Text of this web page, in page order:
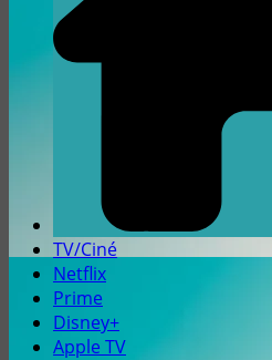
TV/Ciné
Netflix
Prime
Disney+
Apple TV